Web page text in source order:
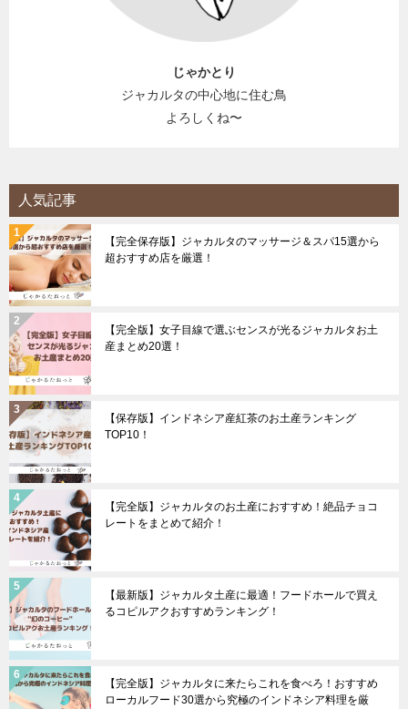
じゃかとり
ジャカルタの中心地に住む鳥
よろしくね〜
人気記事
【完全保存版】ジャカルタのマッサージ＆スパ15選から
超おすすめ店を厳選！
【完全版】女子目線で選ぶセンスが光るジャカルタお土
産まとめ20選！
【保存版】インドネシア産紅茶のお土産ランキング
TOP10！
【完全版】ジャカルタのお土産におすすめ！絶品チョコ
レートをまとめて紹介！
【最新版】ジャカルタ土産に最適！フードホールで買え
るコピルアクおすすめランキング！
【完全版】ジャカルタに来たらこれを食べろ！おすすめ
ローカルフード30選から究極のインドネシア料理を厳